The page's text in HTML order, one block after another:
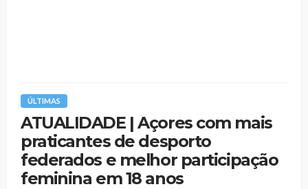
ÚLTIMAS
ATUALIDADE | Açores com mais
praticantes de desporto
federados e melhor participação
feminina em 18 anos